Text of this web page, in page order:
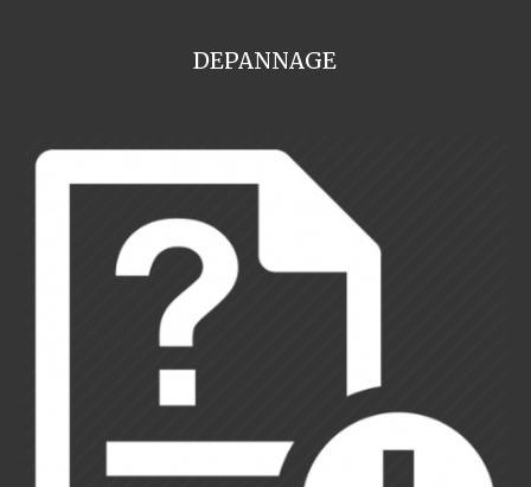
DEPANNAGE